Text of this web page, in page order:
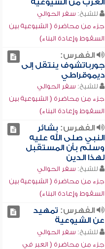
الغرب من الشيوعية
للشيخ: سفر الحوالي
جزء من محاضرة ( الشيوعية بين
السقوط وإعادة البناء)
الفهرس:
جورباتشوف ينتقل إلى
ديموقراطي
للشيخ: سفر الحوالي
جزء من محاضرة ( الشيوعية بين
السقوط وإعادة البناء)
الفهرس: بشائر
النبي صلى الله عليه
وسلم بأن المستقبل
لهذا الدين
للشيخ: سفر الحوالي
جزء من محاضرة ( الشيوعية بين
السقوط وإعادة البناء)
الفهرس: تمهيد
عن الشيوعية
للشيخ: سفر الحوالي
جزء من محاضرة ( العبر في